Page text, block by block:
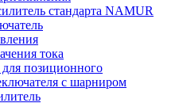
стандарта NAMUR
тока
позиционного
с шарниром